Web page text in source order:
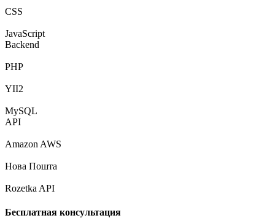
CSS
JavaScript
Backend
PHP
YII2
MySQL
API
Amazon AWS
Нова Пошта
Rozetka API
Бесплатная консультация